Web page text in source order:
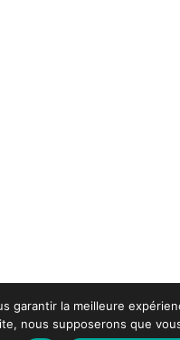
garantir la meilleure
nous supposerons que